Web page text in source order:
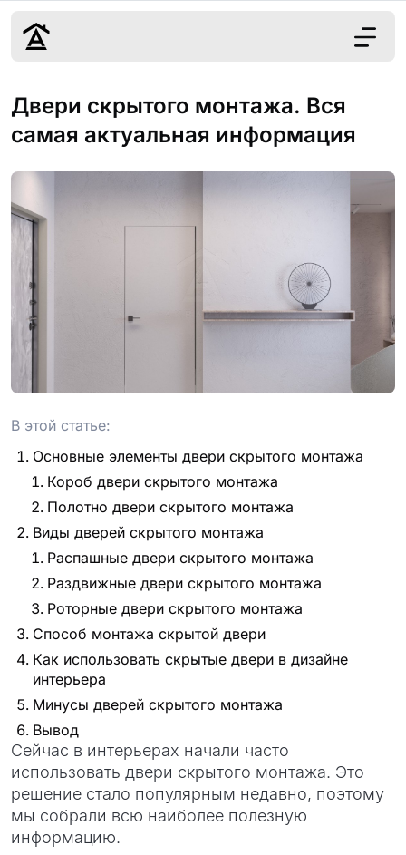
Дизайн
Ремонт
Цены
Наши работы
О нас
г. Краснодар
8 (861) 945-12-
34
Обсудить
Двери скрытого монтажа. Вся
самая актуальная информация
В этой статье:
Основные элементы двери скрытого монтажа
Короб двери скрытого монтажа
Полотно двери скрытого монтажа
Виды дверей скрытого монтажа
Распашные двери скрытого монтажа
Раздвижные двери скрытого монтажа
Роторные двери скрытого монтажа
Способ монтажа скрытой двери
Как использовать скрытые двери в дизайне
интерьера
Минусы дверей скрытого монтажа
Вывод
Сейчас в интерьерах начали часто
использовать двери скрытого монтажа. Это
решение стало популярным недавно, поэтому
мы собрали всю наиболее полезную
информацию.